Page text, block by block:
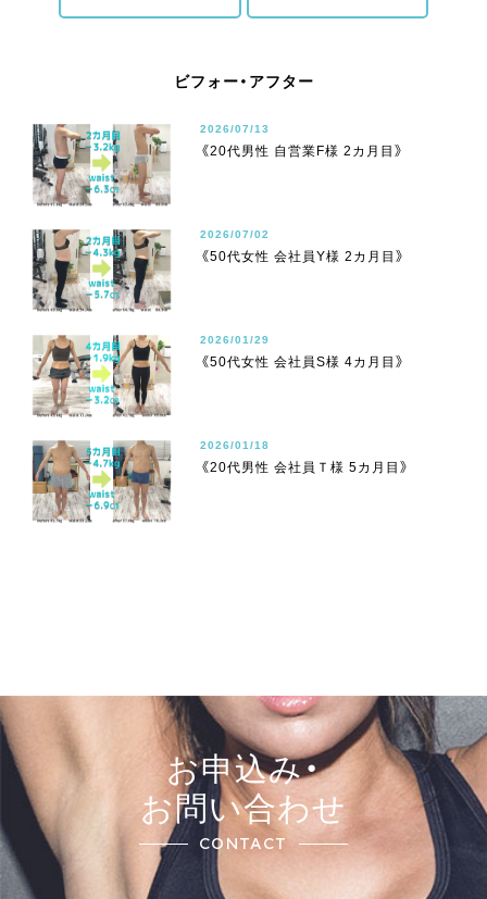
ビフォー・アフター
2026/07/13
《20代男性 自営業F様 2カ月目》
2026/07/02
《50代女性 会社員Y様 2カ月目》
2026/01/29
《50代女性 会社員S様 4カ月目》
2026/01/18
《20代男性 会社員Ｔ様 5カ月目》
お申込み・
お問い合わせ
CONTACT